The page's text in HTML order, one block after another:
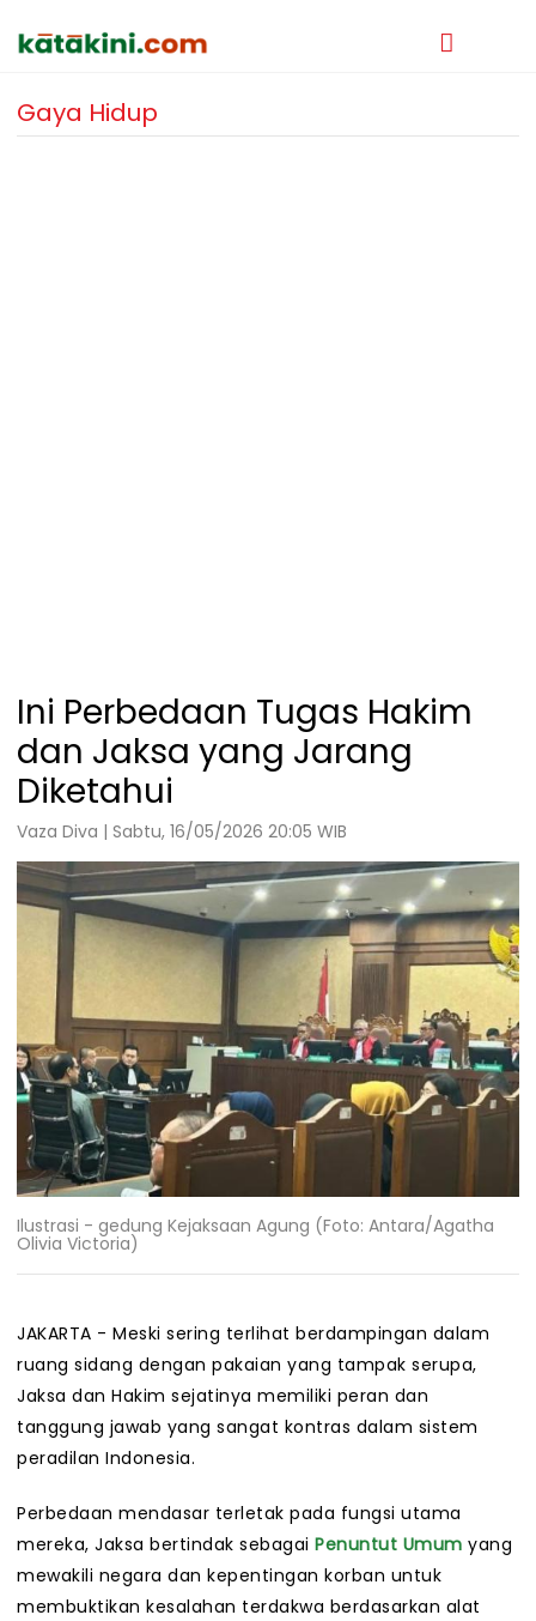
Gaya Hidup
Ini Perbedaan Tugas Hakim
dan Jaksa yang Jarang
Diketahui
Vaza Diva | Sabtu, 16/05/2026 20:05 WIB
Ilustrasi - gedung Kejaksaan Agung (Foto: Antara/Agatha
Olivia Victoria)
JAKARTA - Meski sering terlihat berdampingan dalam
ruang sidang dengan pakaian yang tampak serupa,
Jaksa dan Hakim sejatinya memiliki peran dan
tanggung jawab yang sangat kontras dalam sistem
peradilan Indonesia.
Perbedaan mendasar terletak pada fungsi utama
mereka, Jaksa bertindak sebagai Penuntut Umum yang
mewakili negara dan kepentingan korban untuk
membuktikan kesalahan terdakwa berdasarkan alat